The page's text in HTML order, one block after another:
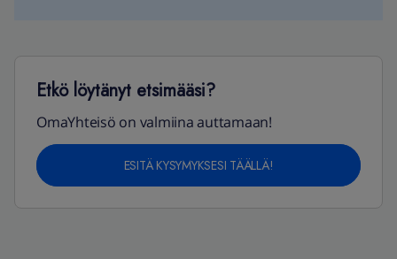
Etkö löytänyt etsimääsi?
OmaYhteisö on valmiina auttamaan!
ESITÄ KYSYMYKSESI TÄÄLLÄ!